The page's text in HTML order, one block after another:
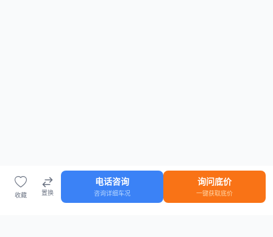
收藏 置换
电话咨询
咨询详细车况
询问底价
一键获取底价
车源 知识 登录